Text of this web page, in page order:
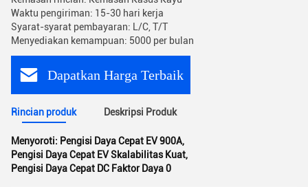
Waktu pengiriman: 15-30 hari kerja
Syarat-syarat pembayaran: L/C, T/T
Menyediakan kemampuan: 5000 per bulan
Dapatkan Harga Terbaik
Rincian produk Deskripsi Produk
Menyoroti: Pengisi Daya Cepat EV 900A,
Pengisi Daya Cepat EV Skalabilitas Kuat,
Pengisi Daya Cepat DC Faktor Daya 0